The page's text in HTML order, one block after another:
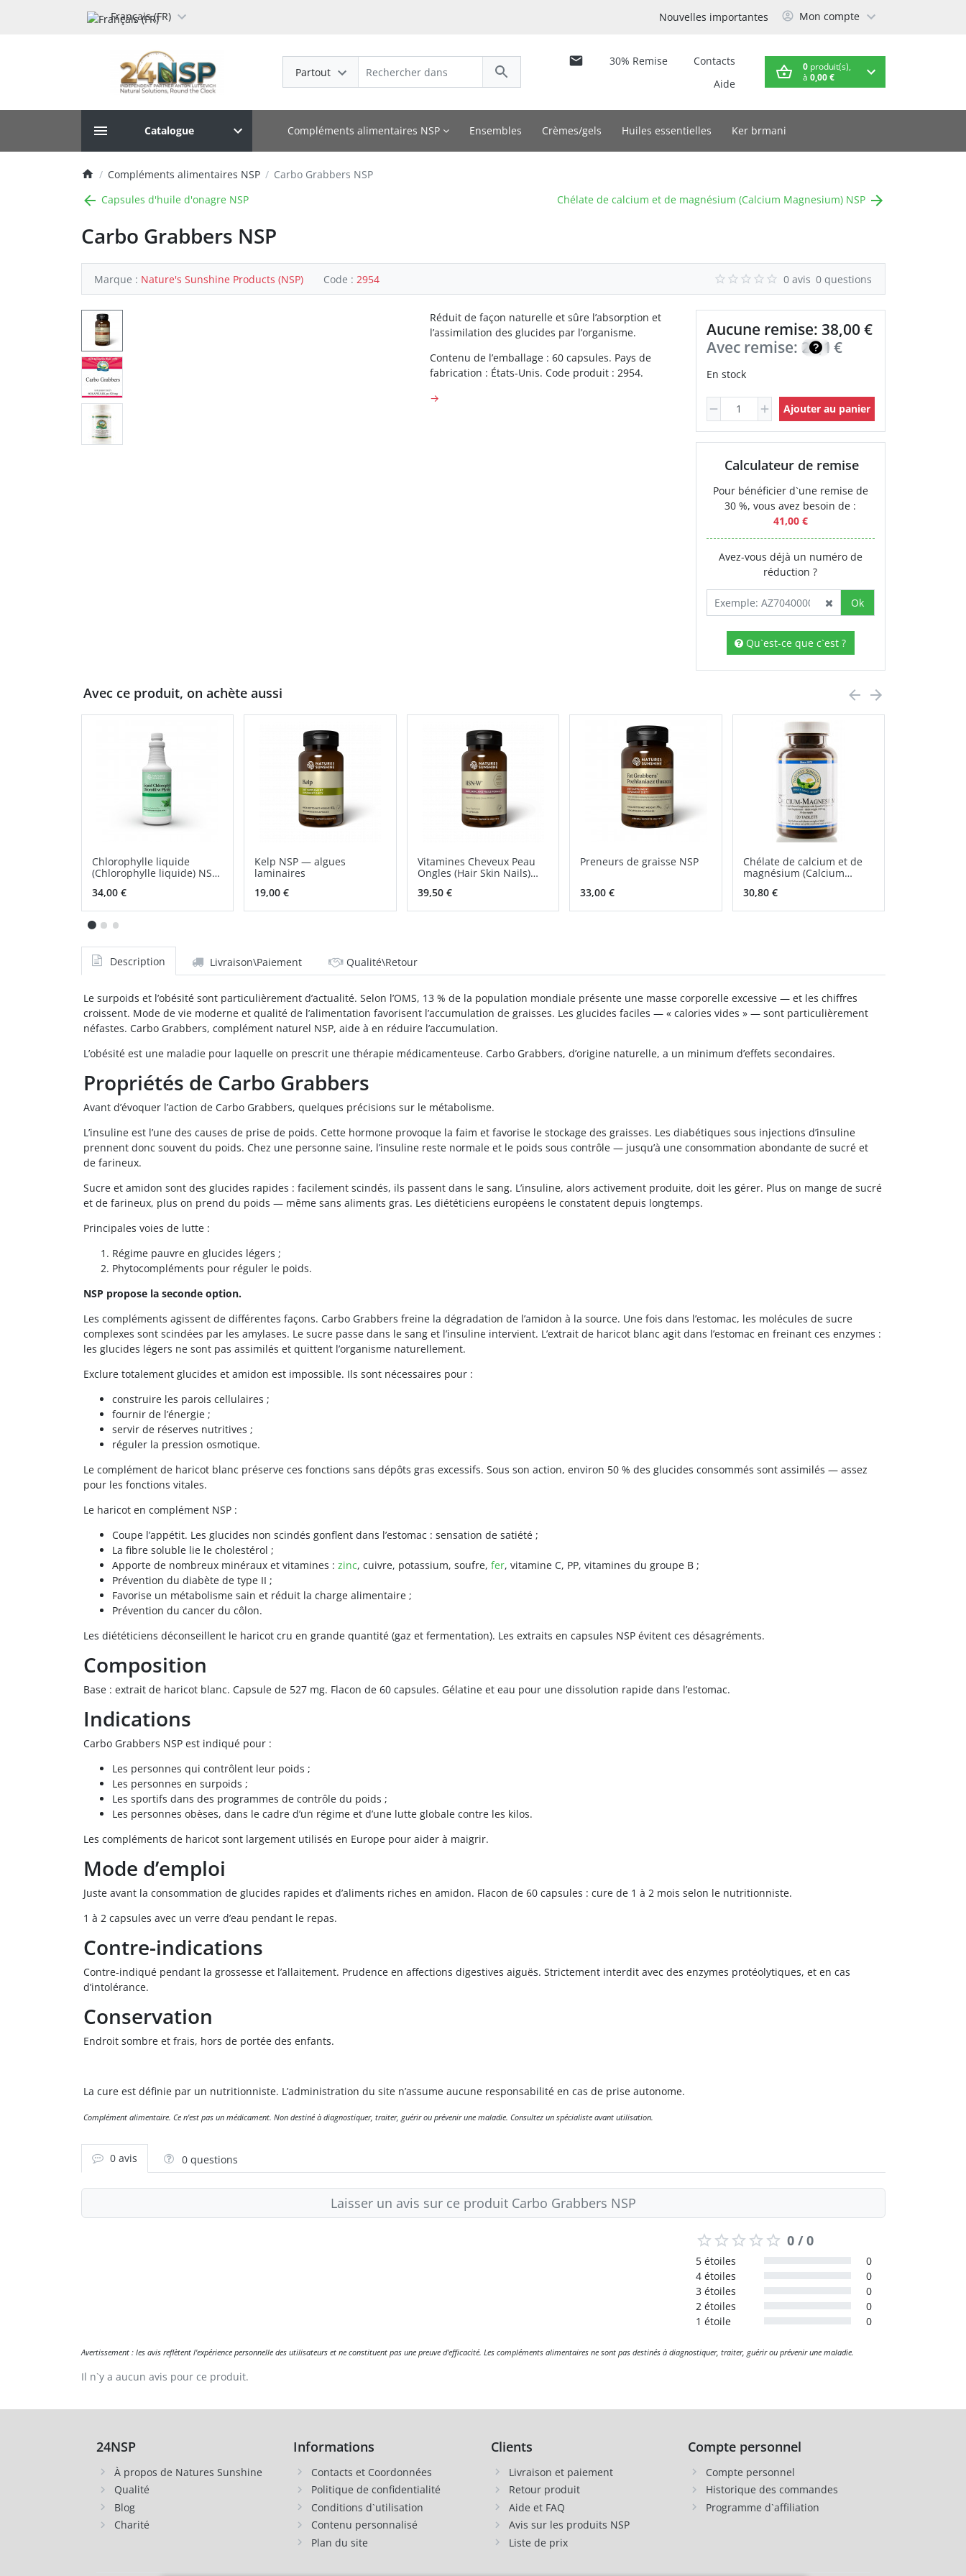
Français (FR) Nouvelles importantes Mon compte
30% Remise
Contacts
Aide
Partout 0produit(s),
à 0,00 €
Catalogue Compléments alimentaires NSP Ensembles Crèmes/gels Huiles essentielles Ker brmani
Compléments alimentaires NSP
Carbo Grabbers NSP
Capsules d'huile d'onagre NSP
Chélate de calcium et de magnésium (Calcium Magnesium) NSP
Carbo Grabbers NSP
Marque : Nature's Sunshine Products (NSP) Code : 2954 0 avis 0 questions
Aucune remise: 38,00 €
Avec remise: 27,10
€
En stock
Ajouter au panier
Calculateur de remise
Pour bénéficier d`une remise de
30 %, vous avez besoin de :
41,00 €
Avez-vous déjà un numéro de
réduction ?
Ok
Qu`est-ce que c`est ?
Réduit de façon naturelle et sûre l’absorption et
l’assimilation des glucides par l’organisme.
Contenu de l’emballage : 60 capsules. Pays de
fabrication : États-Unis. Code produit : 2954.
→
Avec ce produit, on achète aussi
Chlorophylle liquide
(Chlorophylle liquide) NSP
34,00 €
Kelp NSP — algues
laminaires
19,00 €
Vitamines Cheveux Peau
Ongles (Hair Skin Nails)
39,50 €
Preneurs de graisse NSP
33,00 €
Chélate de calcium et de
magnésium (Calcium
30,80 €
Description Livraison\Paiement Qualité\Retour
Le surpoids et l’obésité sont particulièrement d’actualité. Selon l’OMS, 13 % de la population mondiale présente une masse corporelle excessive — et les chiffres
croissent. Mode de vie moderne et qualité de l’alimentation favorisent l’accumulation de graisses. Les glucides faciles — « calories vides » — sont particulièrement
néfastes. Carbo Grabbers, complément naturel NSP, aide à en réduire l’accumulation.
L’obésité est une maladie pour laquelle on prescrit une thérapie médicamenteuse. Carbo Grabbers, d’origine naturelle, a un minimum d’effets secondaires.
Propriétés de Carbo Grabbers
Avant d’évoquer l’action de Carbo Grabbers, quelques précisions sur le métabolisme.
L’insuline est l’une des causes de prise de poids. Cette hormone provoque la faim et favorise le stockage des graisses. Les diabétiques sous injections d’insuline
prennent donc souvent du poids. Chez une personne saine, l’insuline reste normale et le poids sous contrôle — jusqu’à une consommation abondante de sucré et
de farineux.
Sucre et amidon sont des glucides rapides : facilement scindés, ils passent dans le sang. L’insuline, alors activement produite, doit les gérer. Plus on mange de sucré
et de farineux, plus on prend du poids — même sans aliments gras. Les diététiciens européens le constatent depuis longtemps.
Principales voies de lutte :
Régime pauvre en glucides légers ;
Phytocompléments pour réguler le poids.
NSP propose la seconde option.
Les compléments agissent de différentes façons. Carbo Grabbers freine la dégradation de l’amidon à la source. Une fois dans l’estomac, les molécules de sucre
complexes sont scindées par les amylases. Le sucre passe dans le sang et l’insuline intervient. L’extrait de haricot blanc agit dans l’estomac en freinant ces enzymes :
les glucides légers ne sont pas assimilés et quittent l’organisme naturellement.
Exclure totalement glucides et amidon est impossible. Ils sont nécessaires pour :
construire les parois cellulaires ;
fournir de l’énergie ;
servir de réserves nutritives ;
réguler la pression osmotique.
Le complément de haricot blanc préserve ces fonctions sans dépôts gras excessifs. Sous son action, environ 50 % des glucides consommés sont assimilés — assez
pour les fonctions vitales.
Le haricot en complément NSP :
Coupe l’appétit. Les glucides non scindés gonflent dans l’estomac : sensation de satiété ;
La fibre soluble lie le cholestérol ;
Apporte de nombreux minéraux et vitamines : zinc, cuivre, potassium, soufre, fer, vitamine C, PP, vitamines du groupe B ;
Prévention du diabète de type II ;
Favorise un métabolisme sain et réduit la charge alimentaire ;
Prévention du cancer du côlon.
Les diététiciens déconseillent le haricot cru en grande quantité (gaz et fermentation). Les extraits en capsules NSP évitent ces désagréments.
Composition
Base : extrait de haricot blanc. Capsule de 527 mg. Flacon de 60 capsules. Gélatine et eau pour une dissolution rapide dans l’estomac.
Indications
Carbo Grabbers NSP est indiqué pour :
Les personnes qui contrôlent leur poids ;
Les personnes en surpoids ;
Les sportifs dans des programmes de contrôle du poids ;
Les personnes obèses, dans le cadre d’un régime et d’une lutte globale contre les kilos.
Les compléments de haricot sont largement utilisés en Europe pour aider à maigrir.
Mode d’emploi
Juste avant la consommation de glucides rapides et d’aliments riches en amidon. Flacon de 60 capsules : cure de 1 à 2 mois selon le nutritionniste.
1 à 2 capsules avec un verre d’eau pendant le repas.
Contre-indications
Contre-indiqué pendant la grossesse et l’allaitement. Prudence en affections digestives aiguës. Strictement interdit avec des enzymes protéolytiques, et en cas
d’intolérance.
Conservation
Endroit sombre et frais, hors de portée des enfants.
La cure est définie par un nutritionniste. L’administration du site n’assume aucune responsabilité en cas de prise autonome.
Complément alimentaire. Ce n'est pas un médicament. Non destiné à diagnostiquer, traiter, guérir ou prévenir une maladie. Consultez un spécialiste avant utilisation.
0 avis 0 questions
Laisser un avis sur ce produit Carbo Grabbers NSP
0 / 0
5 étoiles
0
4 étoiles
0
3 étoiles
0
2 étoiles
0
1 étoile
0
Avertissement : les avis reflètent l'expérience personnelle des utilisateurs et ne constituent pas une preuve d'efficacité. Les compléments alimentaires ne sont pas destinés à diagnostiquer, traiter, guérir ou prévenir une maladie.
Il n`y a aucun avis pour ce produit.
24NSP
À propos de Natures Sunshine
Qualité
Blog
Charité
Informations
Contacts et Coordonnées
Politique de confidentialité
Conditions d`utilisation
Contenu personnalisé
Plan du site
Clients
Livraison et paiement
Retour produit
Aide et FAQ
Avis sur les produits NSP
Liste de prix
Compte personnel
Compte personnel
Historique des commandes
Programme d`affiliation